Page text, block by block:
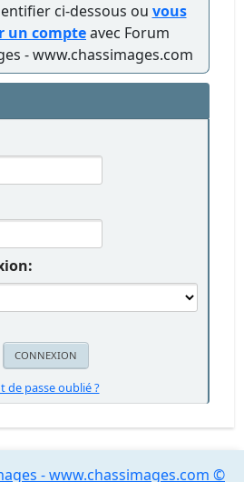
ci-dessous ou vous
un compteavec Forum
- www.chassimages.com
de passe oublié ?
- www.chassimages.com ©